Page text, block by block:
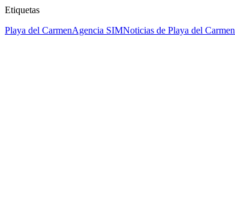
Etiquetas
Playa del CarmenAgencia SIMNoticias de Playa del Carmen